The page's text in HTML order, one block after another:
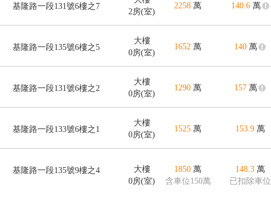
基隆路一段131號6樓之7
2房(室)
2258 萬 140.6萬
基隆路一段135號6樓之5
大樓
0房(室)
1652 萬 140 萬
基隆路一段131號6樓之2
大樓
0房(室)
1290 萬 157 萬
基隆路一段133號6樓之1
大樓
0房(室)
1525 萬 153.9 萬
基隆路一段135號9樓之4
大樓
0房(室)
1850 萬
含車位150萬
148.3 萬
已扣除車位